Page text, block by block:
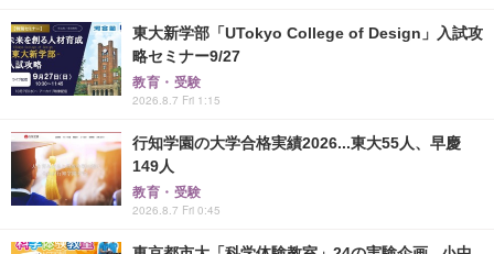
東大新学部「UTokyo College of Design」入試攻
略セミナー9/27
教育・受験
2026.8.7 Fri 1:15
行知学園の大学合格実績2026...東大55人、早慶
149人
教育・受験
2026.8.7 Fri 0:45